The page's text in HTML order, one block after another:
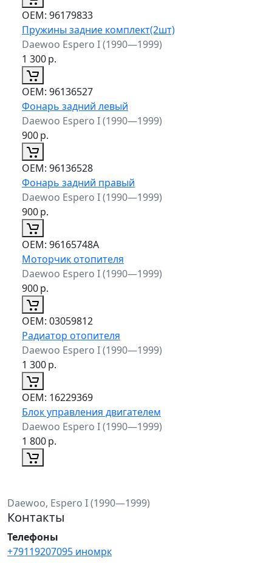
ОЕМ: 96179833
Пружины задние комплект(2шт)
Daewoo Espero I (1990—1999)
1 300р.
ОЕМ: 96136527
Фонарь задний левый
Daewoo Espero I (1990—1999)
900р.
ОЕМ: 96136528
Фонарь задний правый
Daewoo Espero I (1990—1999)
900р.
ОЕМ: 96165748A
Моторчик отопителя
Daewoo Espero I (1990—1999)
900р.
ОЕМ: 03059812
Радиатор отопителя
Daewoo Espero I (1990—1999)
1 300р.
ОЕМ: 16229369
Блок управления двигателем
Daewoo Espero I (1990—1999)
1 800р.
Daewoo, Espero I (1990—1999)
Контакты
Телефоны
+79119207095 иномрк